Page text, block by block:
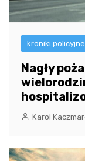
kroniki policyjne
Nagły
Karol